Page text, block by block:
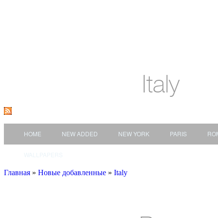
Italy
HOME NEW ADDED NEW YORK PARIS
Главная » Новые добавленные » Italy